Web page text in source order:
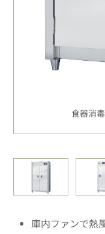
食器消
庫内ファンで熱